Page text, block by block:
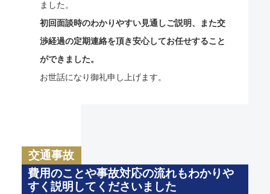
ました。
初回面談時のわかりやすい見通しご説明、また交
渉経過の定期連絡を頂き安心してお任せすること
ができました。
お世話になり御礼申し上げます。
交通事故
費用のことや事故対応の流れもわかりや
すく説明してくださいました